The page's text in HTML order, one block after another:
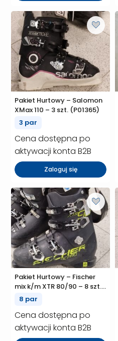
Pakiet Hurtowy – Salomon
XMax 110 – 3 szt. (P01365)
3 par
Cena dostępna po
aktywacji konta B2B
Zaloguj się
Pakiet Hurtowy – Fischer
mix k/m XTR 80/90 – 8 szt.
(P01361)
8 par
Cena dostępna po
aktywacji konta B2B